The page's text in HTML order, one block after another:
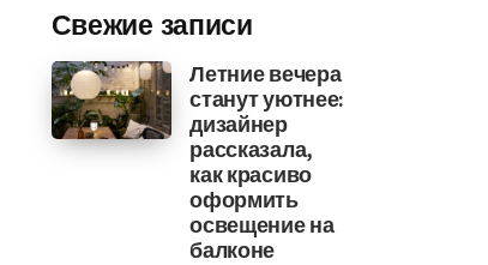
Свежие записи
Летние вечера
станут уютнее:
дизайнер
рассказала,
как красиво
оформить
освещение на
балконе